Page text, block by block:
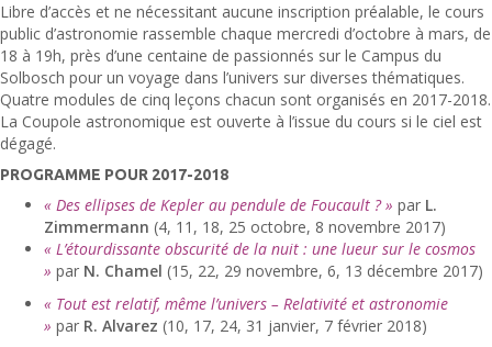
Libre d’accès et ne nécessitant aucune inscription préalable, le cours
public d’astronomie rassemble chaque mercredi d’octobre à mars, de
18 à 19h, près d’une centaine de passionnés sur le Campus du
Solbosch pour un voyage dans l’univers sur diverses thématiques.
Quatre modules de cinq leçons chacun sont organisés en 2017-2018.
La Coupole astronomique est ouverte à l’issue du cours si le ciel est
dégagé.
PROGRAMME POUR 2017-2018
« Des ellipses de Kepler au pendule de Foucault ? » par L.
Zimmermann (4, 11, 18, 25 octobre, 8 novembre 2017)
« L’étourdissante obscurité de la nuit : une lueur sur le cosmos
» par N. Chamel (15, 22, 29 novembre, 6, 13 décembre 2017)
« Tout est relatif, même l’univers – Relativité et astronomie
» par R. Alvarez (10, 17, 24, 31 janvier, 7 février 2018)